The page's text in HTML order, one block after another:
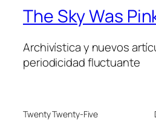
The Sky Was
Archivística y nuevos
periodicidad fluctuante
Twenty Twenty-Five